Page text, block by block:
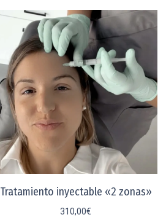
Tratamiento inyectable «2 zonas»
310,00€